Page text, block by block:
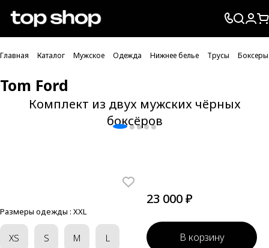
Проверка хлебных крошек
Главная Каталог Мужское Одежда Нижнее белье Трусы Боксеры
Tom Ford
Комплект из двух мужских чёрных
боксёров
Размеры одежды : XXL
XS S M L
23 000 ₽
В корзину